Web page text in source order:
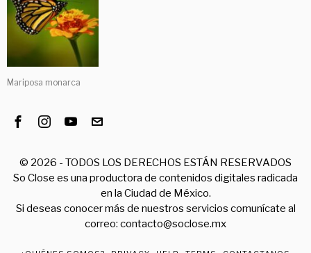
Mariposa monarca
© 2026 - TODOS LOS DERECHOS ESTÁN RESERVADOS
So Close es una productora de contenidos digitales radicada
en la Ciudad de México.
Si deseas conocer más de nuestros servicios comunícate al
correo: contacto@soclose.mx